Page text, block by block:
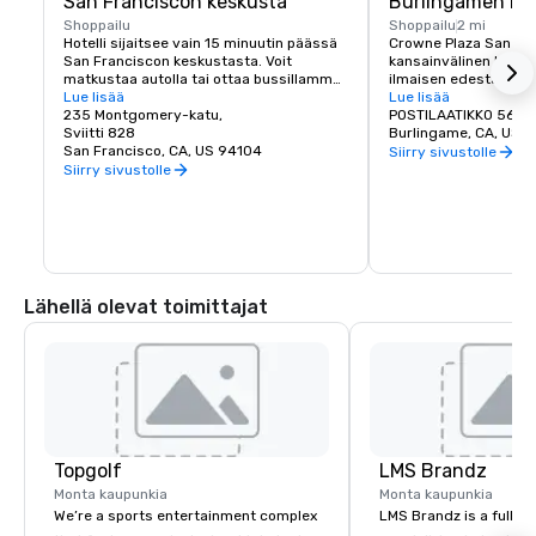
Shoppailu
Hotelli sijaitsee vain 15 minuutin päässä
San Franciscon keskustasta. Voit
matkustaa autolla tai ottaa bussillamme
BART (Bay Area Rapid Transit)
päästäksesi upeimpaan
maailmankuultuun kohteeseen.
Lue lisää
235 Montgomery-katu,
Sviitti 828
San Francisco, CA, US 94104
Siirry sivustolle
Shoppailu2 mi
Crowne Plaza San
kansainvälinen
ilmaisen
Burlingamen
paljon ostos- ja
Lue lisää
POSTILAATIKKO 563
Burlingame, CA, US
Siirry sivustolle
Lähellä olevat toimittajat
Topgolf
Monta kaupunkia
We’re a sports entertainment complex
LMS Brandz
Monta kaupunkia
LMS Brandz is a full-